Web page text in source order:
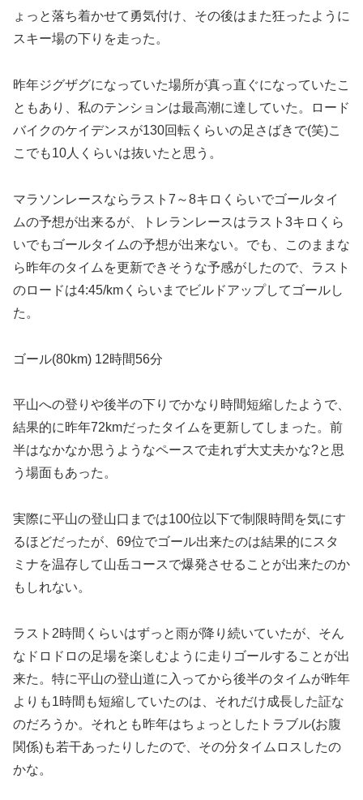
ょっと落ち着かせて勇気付け、その後はまた狂ったように
スキー場の下りを走った。
昨年ジグザグになっていた場所が真っ直ぐになっていたこ
ともあり、私のテンションは最高潮に達していた。ロード
バイクのケイデンスが130回転くらいの足さばきで(笑)こ
こでも10人くらいは抜いたと思う。
マラソンレースならラスト7～8キロくらいでゴールタイ
ムの予想が出来るが、トレランレースはラスト3キロくら
いでもゴールタイムの予想が出来ない。でも、このままな
ら昨年のタイムを更新できそうな予感がしたので、ラスト
のロードは4:45/kmくらいまでビルドアップしてゴールし
た。
ゴール(80km) 12時間56分
平山への登りや後半の下りでかなり時間短縮したようで、
結果的に昨年72kmだったタイムを更新してしまった。前
半はなかなか思うようなペースで走れず大丈夫かな?と思
う場面もあった。
実際に平山の登山口までは100位以下で制限時間を気にす
るほどだったが、69位でゴール出来たのは結果的にスタ
ミナを温存して山岳コースで爆発させることが出来たのか
もしれない。
ラスト2時間くらいはずっと雨が降り続いていたが、そん
なドロドロの足場を楽しむように走りゴールすることが出
来た。特に平山の登山道に入ってから後半のタイムが昨年
よりも1時間も短縮していたのは、それだけ成長した証な
のだろうか。それとも昨年はちょっとしたトラブル(お腹
関係)も若干あったりしたので、その分タイムロスしたの
かな。